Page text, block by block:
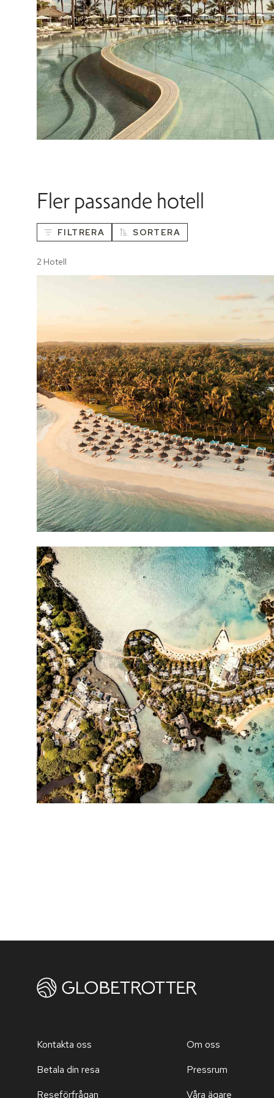
Fler passande hotell
FILTRERA SORTERA
2 Hotell
Kontakta oss
Betala din resa
Reseförfrågan
Om oss
Pressrum
Våra ägare